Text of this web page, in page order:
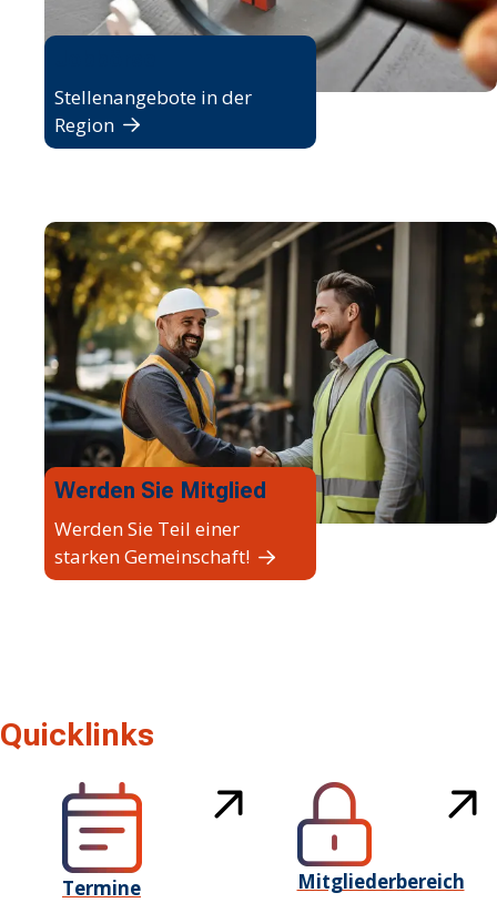
Stellenangebote in der
Region
Werden Sie Mitglied
Werden Sie Teil einer
starken Gemeinschaft!
Quicklinks
Termine Mitgliederbereich